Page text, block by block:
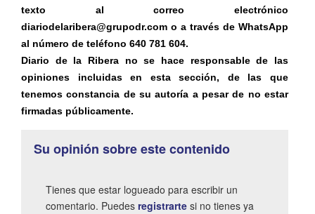
texto al correo electrónico
diariodelaribera@grupodr.com o a través de WhatsApp
al número de teléfono 640 781 604.
Diario de la Ribera no se hace responsable de las
opiniones incluidas en esta sección, de las que
tenemos constancia de su autoría a pesar de no estar
firmadas públicamente.
Su opinión sobre este contenido
Tienes que estar logueado para escribir un
comentario. Puedes registrarte si no tienes ya